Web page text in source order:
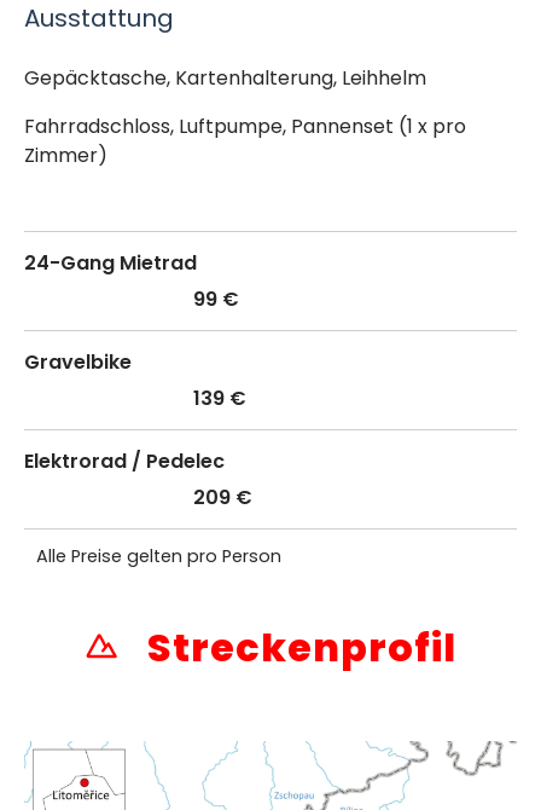
Ausstattung
Gepäcktasche, Kartenhalterung, Leihhelm
Fahrradschloss, Luftpumpe, Pannenset (1 x pro
Zimmer)
24-Gang Mietrad
99 €
Gravelbike
139 €
Elektrorad / Pedelec
209 €
Alle Preise gelten pro Person
Streckenprofil